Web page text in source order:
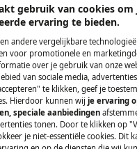
en waarom zou je
zijn zich niet bewust
stoom koken te
behoudt
en smaakstoffen. Je
vet doordat je minder
gebruik van cookies om
ervaring te bieden.
andere vergelijkbare
voor promotionele en
over je gebruik van onze
van sociale media,
te klikken, geef je
Hierdoor kunnen wijje ervaring
speciale aanbiedingen
tonen. Door te klikken op
je niet-essentiële cookies. Dit